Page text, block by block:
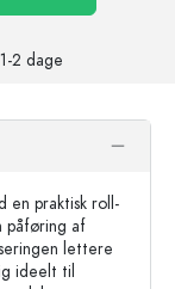
2 dage
en praktisk roll-
påføring af
lettere
ideelt til